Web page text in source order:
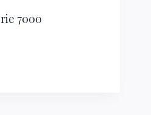
7000